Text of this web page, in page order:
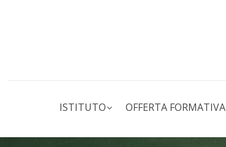
ISTITUTO OFFERTA FORMATIVA